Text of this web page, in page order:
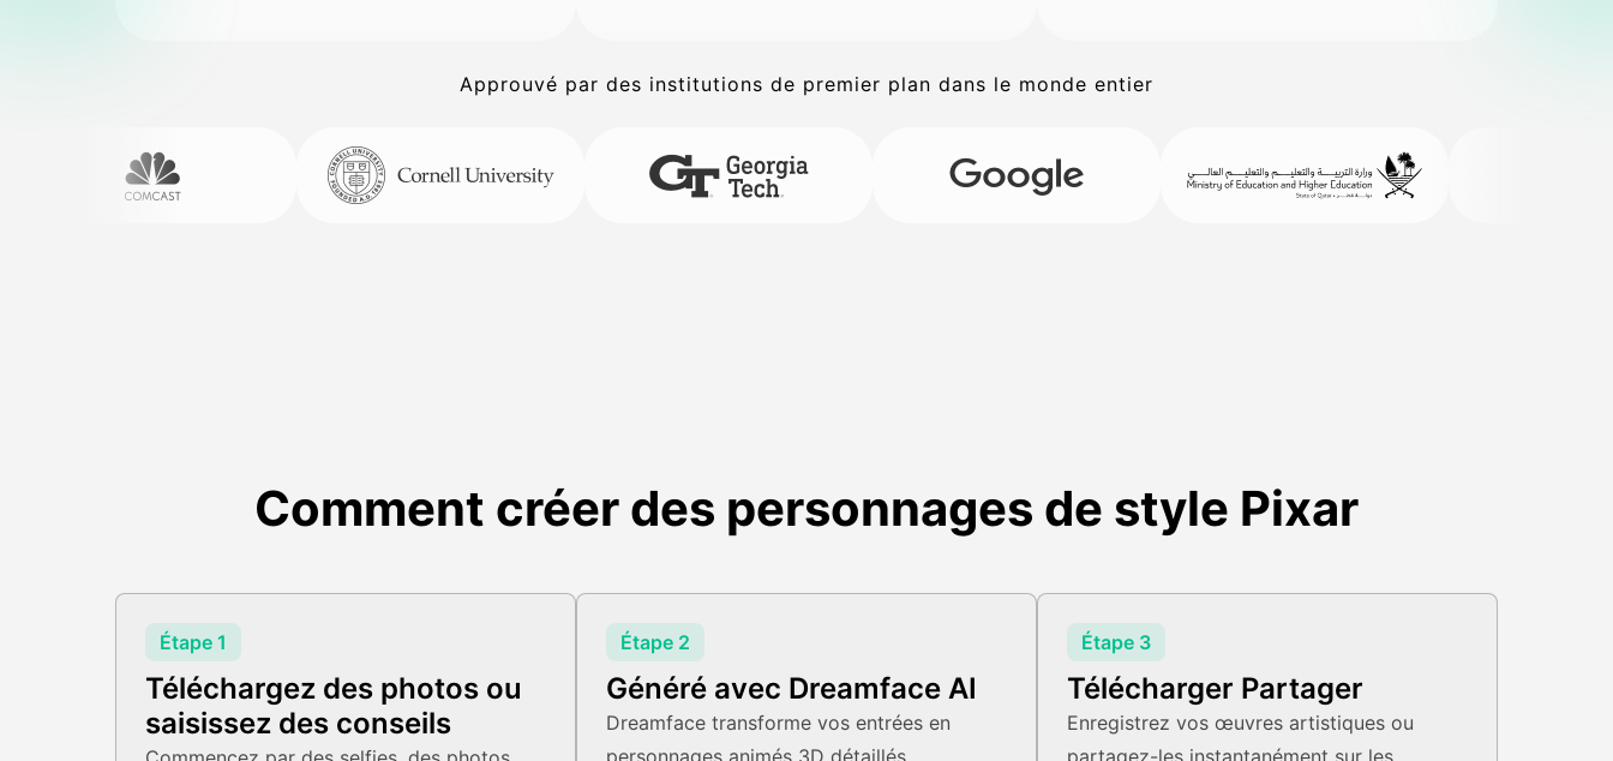
Approuvé par des institutions de premier plan dans le monde entier
Comment créer des personnages de style Pixar
Étape 1
Téléchargez des photos ou
saisissez des conseils
Étape 2
Généré avec Dreamface AI
Dreamface transforme vos entrées en
personnages animés 3D détaillés,
Étape 3
Télécharger Partager
Enregistrez vos œuvres artistiques ou
partagez-les instantanément sur les